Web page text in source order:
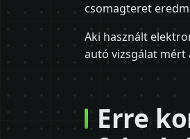
csomagteret
Aki használt
autó vizsgálat mért
Erre